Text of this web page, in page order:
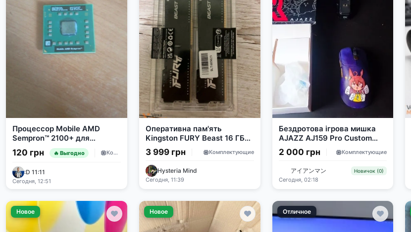
Процессор Mobile AMD
Sempron™ 2100+ для
ноутбука
120 грн 🔥 Выгодно Комплектующие
:D 11:11
Сегодня, 12:51
Оперативна пам'ять
Kingston FURY Beast 16 ГБ
(2x8 ГБ) DDR4 2666 МГц
3 999 грн Комплектующие
Hysteria Mind
Сегодня, 11:39
Бездротова ігрова мишка
AJAZZ AJ159 Pro Custom
Agnes Tachyon Anime
2 000 грн Комплектующие
アイアンマン Новичок (0)
Сегодня, 02:18
Новое Новое Отличное